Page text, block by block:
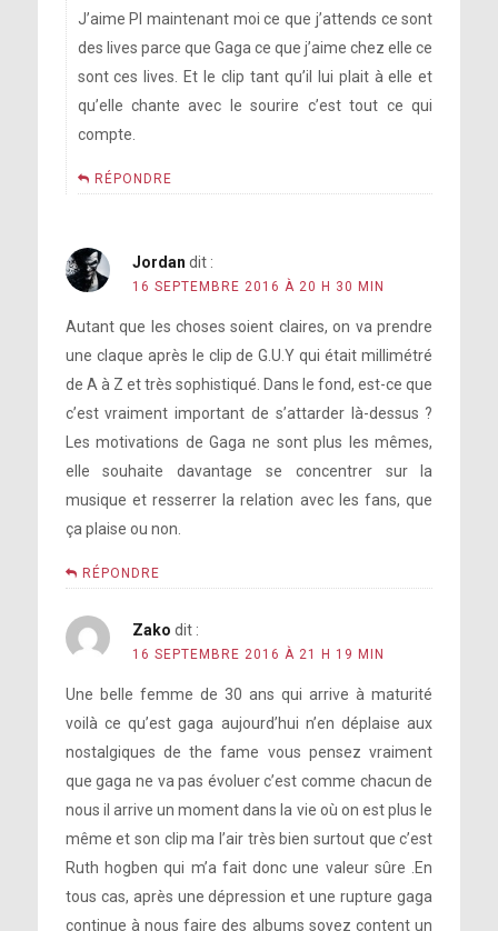
J’aime PI maintenant moi ce que j’attends ce sont
des lives parce que Gaga ce que j’aime chez elle ce
sont ces lives. Et le clip tant qu’il lui plait à elle et
qu’elle chante avec le sourire c’est tout ce qui
compte.
RÉPONDRE
Jordan dit :
16 SEPTEMBRE 2016 À 20 H 30 MIN
Autant que les choses soient claires, on va prendre
une claque après le clip de G.U.Y qui était millimétré
de A à Z et très sophistiqué. Dans le fond, est-ce que
c’est vraiment important de s’attarder là-dessus ?
Les motivations de Gaga ne sont plus les mêmes,
elle souhaite davantage se concentrer sur la
musique et resserrer la relation avec les fans, que
ça plaise ou non.
RÉPONDRE
Zako dit :
16 SEPTEMBRE 2016 À 21 H 19 MIN
Une belle femme de 30 ans qui arrive à maturité
voilà ce qu’est gaga aujourd’hui n’en déplaise aux
nostalgiques de the fame vous pensez vraiment
que gaga ne va pas évoluer c’est comme chacun de
nous il arrive un moment dans la vie où on est plus le
même et son clip ma l’air très bien surtout que c’est
Ruth hogben qui m’a fait donc une valeur sûre .En
tous cas, après une dépression et une rupture gaga
continue à nous faire des albums soyez content un